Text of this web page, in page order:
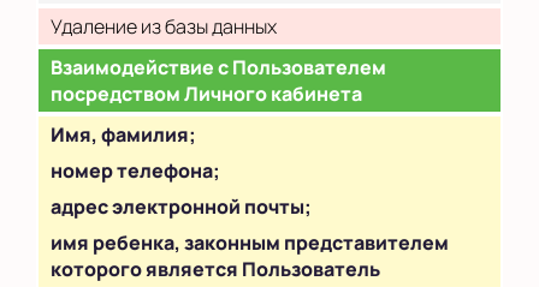
Удаление из базы данных
Взаимодействие с Пользователем
посредством Личного кабинета
Имя, фамилия;
номер телефона;
адрес электронной почты;
имя ребенка, законным представителем
которого является Пользователь